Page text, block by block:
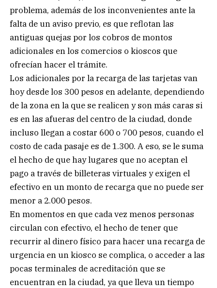
problema, además de los inconvenientes ante la
falta de un aviso previo, es que reflotan las
antiguas quejas por los cobros de montos
adicionales en los comercios o kioscos que
ofrecían hacer el trámite.
Los adicionales por la recarga de las tarjetas van
hoy desde los 300 pesos en adelante, dependiendo
de la zona en la que se realicen y son más caras si
es en las afueras del centro de la ciudad, donde
incluso llegan a costar 600 o 700 pesos, cuando el
costo de cada pasaje es de 1.300. A eso, se le suma
el hecho de que hay lugares que no aceptan el
pago a través de billeteras virtuales y exigen el
efectivo en un monto de recarga que no puede ser
menor a 2.000 pesos.
En momentos en que cada vez menos personas
circulan con efectivo, el hecho de tener que
recurrir al dinero físico para hacer una recarga de
urgencia en un kiosco se complica, o acceder a las
pocas terminales de acreditación que se
encuentran en la ciudad, ya que lleva un tiempo